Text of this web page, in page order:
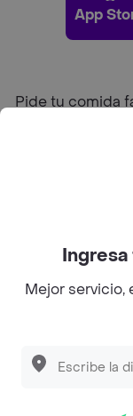
App
Pide tu comida
Sobre Rappi
© 2026
Mejor servicio,